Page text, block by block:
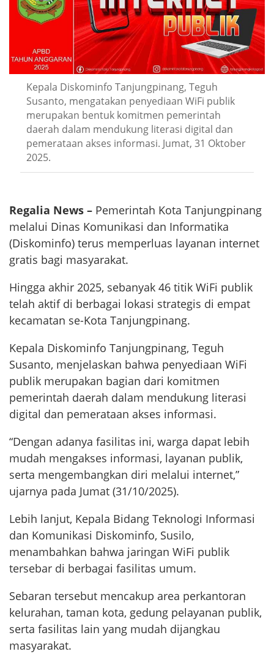
Kepala Diskominfo Tanjungpinang, Teguh
Susanto, mengatakan penyediaan WiFi publik
merupakan bentuk komitmen pemerintah
daerah dalam mendukung literasi digital dan
pemerataan akses informasi. Jumat, 31 Oktober
2025.
Regalia News – Pemerintah Kota Tanjungpinang
melalui Dinas Komunikasi dan Informatika
(Diskominfo) terus memperluas layanan internet
gratis bagi masyarakat.
Hingga akhir 2025, sebanyak 46 titik WiFi publik
telah aktif di berbagai lokasi strategis di empat
kecamatan se-Kota Tanjungpinang.
Kepala Diskominfo Tanjungpinang, Teguh
Susanto, menjelaskan bahwa penyediaan WiFi
publik merupakan bagian dari komitmen
pemerintah daerah dalam mendukung literasi
digital dan pemerataan akses informasi.
“Dengan adanya fasilitas ini, warga dapat lebih
mudah mengakses informasi, layanan publik,
serta mengembangkan diri melalui internet,”
ujarnya pada Jumat (31/10/2025).
Lebih lanjut, Kepala Bidang Teknologi Informasi
dan Komunikasi Diskominfo, Susilo,
menambahkan bahwa jaringan WiFi publik
tersebar di berbagai fasilitas umum.
Sebaran tersebut mencakup area perkantoran
kelurahan, taman kota, gedung pelayanan publik,
serta fasilitas lain yang mudah dijangkau
masyarakat.